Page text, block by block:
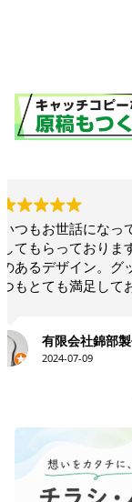
お願いして本
は思いつかな
フレットを作
一言につきま
永井史夫
2024-01-28